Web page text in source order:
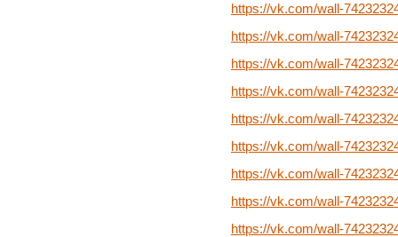
https://vk.com/wall-
https://vk.com/wall-
https://vk.com/wall-
https://vk.com/wall-
https://vk.com/wall-
https://vk.com/wall-
https://vk.com/wall-
https://vk.com/wall-
https://vk.com/wall-